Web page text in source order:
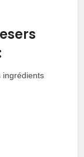
ingrédients